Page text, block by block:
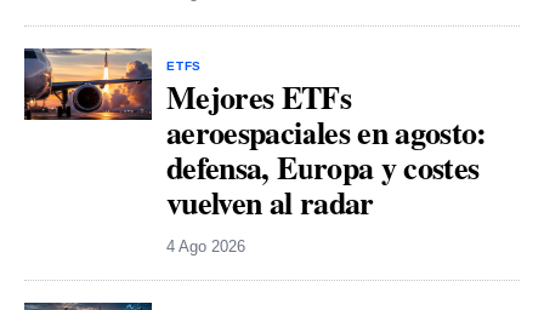
ETFS
Mejores ETFs
aeroespaciales en agosto:
defensa, Europa y costes
vuelven al radar
4 Ago 2026